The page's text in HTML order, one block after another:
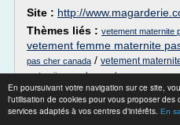
En poursuivant votre navigation sur ce site,
l'utilisation de cookies pour vous proposer des
services adaptés à vos centres d'intérêts. En
Site : http://
Thèmes liés : vetement maternite
vetement femme maternite
pas cher canada / vetement
maternite pas cher quebec
Vêtements
Petits Trésors